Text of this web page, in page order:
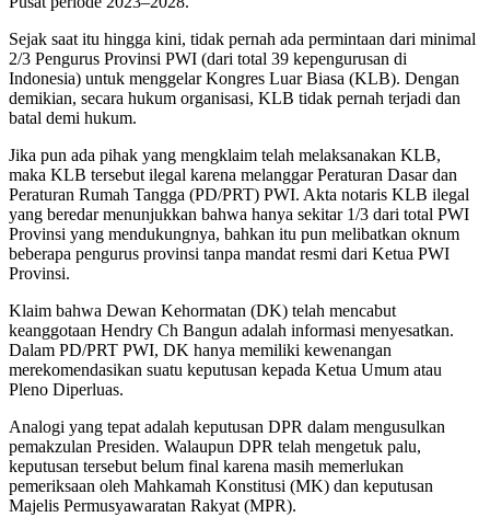
Sejak saat itu hingga kini, tidak pernah ada permintaan dari minimal
2/3 Pengurus Provinsi PWI (dari total 39 kepengurusan di
Indonesia) untuk menggelar Kongres Luar Biasa (KLB). Dengan
demikian, secara hukum organisasi, KLB tidak pernah terjadi dan
batal demi hukum.
Jika pun ada pihak yang mengklaim telah melaksanakan KLB,
maka KLB tersebut ilegal karena melanggar Peraturan Dasar dan
Peraturan Rumah Tangga (PD/PRT) PWI. Akta notaris KLB ilegal
yang beredar menunjukkan bahwa hanya sekitar 1/3 dari total PWI
Provinsi yang mendukungnya, bahkan itu pun melibatkan oknum
beberapa pengurus provinsi tanpa mandat resmi dari Ketua PWI
Provinsi.
Klaim bahwa Dewan Kehormatan (DK) telah mencabut
keanggotaan Hendry Ch Bangun adalah informasi menyesatkan.
Dalam PD/PRT PWI, DK hanya memiliki kewenangan
merekomendasikan suatu keputusan kepada Ketua Umum atau
Pleno Diperluas.
Analogi yang tepat adalah keputusan DPR dalam mengusulkan
pemakzulan Presiden. Walaupun DPR telah mengetuk palu,
keputusan tersebut belum final karena masih memerlukan
pemeriksaan oleh Mahkamah Konstitusi (MK) dan keputusan
Majelis Permusyawaratan Rakyat (MPR).